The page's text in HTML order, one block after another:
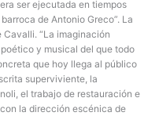
ser ejecutada en tiempos
de Antonio Greco”. La
“La imaginación
y musical del que todo
que hoy llega al público
superviviente, la
el trabajo de restauración e
la dirección escénica de